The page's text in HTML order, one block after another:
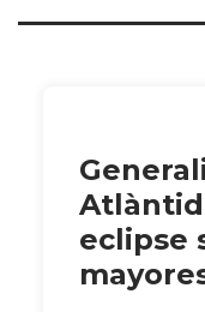
eclipse